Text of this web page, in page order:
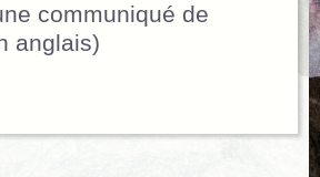
communiqué de
anglais)